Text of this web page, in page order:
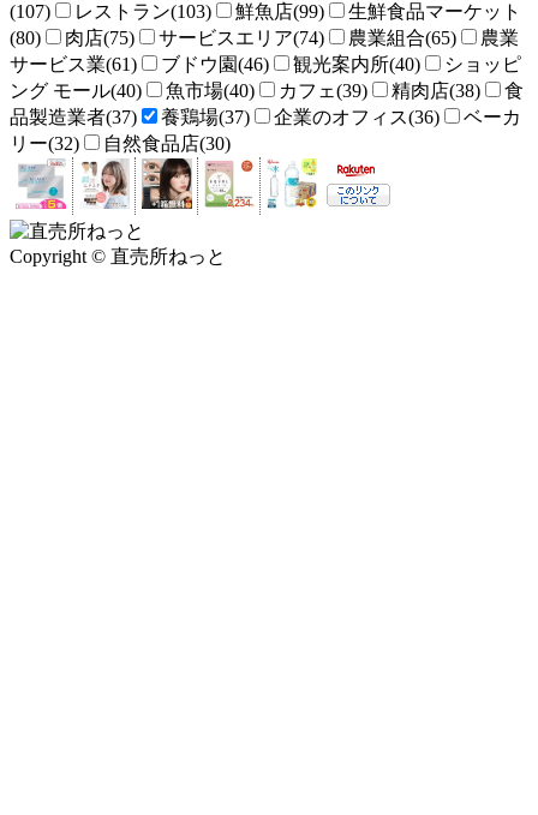
(107)
レストラン(103) 鮮魚店(99)
生鮮食品マーケット
(80)
肉店(75) サービスエリア(74) 農業組合(65)
農業
サービス業(61)
ブドウ園(46) 観光案内所(40)
ショッピ
ング モール(40)
魚市場(40) カフェ(39) 精肉店(38)
食
品製造業者(37)
養鶏場(37) 企業のオフィス(36)
ベーカ
リー(32)
自然食品店(30)
Copyright © 直売所ねっと